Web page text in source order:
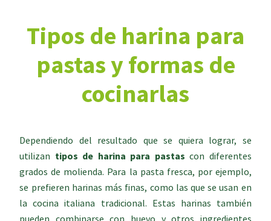
Tipos de harina para
pastas y formas de
cocinarlas
Dependiendo del resultado que se quiera lograr, se
utilizan tipos de harina para pastas con diferentes
grados de molienda. Para la pasta fresca, por ejemplo,
se prefieren harinas más finas, como las que se usan en
la cocina italiana tradicional. Estas harinas también